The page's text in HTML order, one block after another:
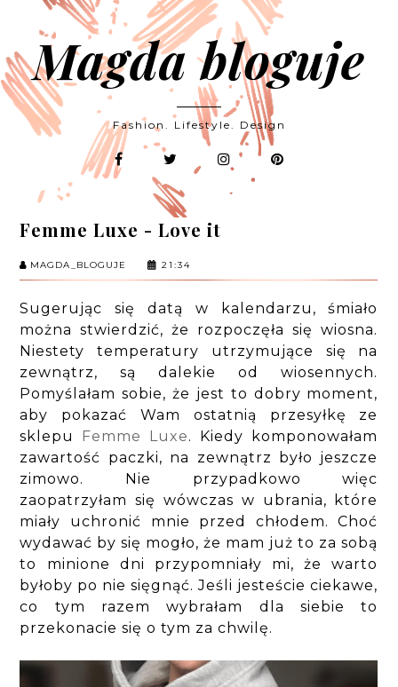
Magda bloguje
Fashion. Lifestyle. Design
Femme Luxe - Love it
MAGDA_BLOGUJE 21:34
Sugerując się datą w kalendarzu, śmiało
można stwierdzić, że rozpoczęła się wiosna.
Niestety temperatury utrzymujące się na
zewnątrz, są dalekie od wiosennych.
Pomyślałam sobie, że jest to dobry moment,
aby pokazać Wam ostatnią przesyłkę ze
sklepu Femme Luxe. Kiedy komponowałam
zawartość paczki, na zewnątrz było jeszcze
zimowo. Nie przypadkowo więc
zaopatrzyłam się wówczas w ubrania, które
miały uchronić mnie przed chłodem. Choć
wydawać by się mogło, że mam już to za sobą
to minione dni przypomniały mi, że warto
byłoby po nie sięgnąć. Jeśli jesteście ciekawe,
co tym razem wybrałam dla siebie to
przekonacie się o tym za chwilę.